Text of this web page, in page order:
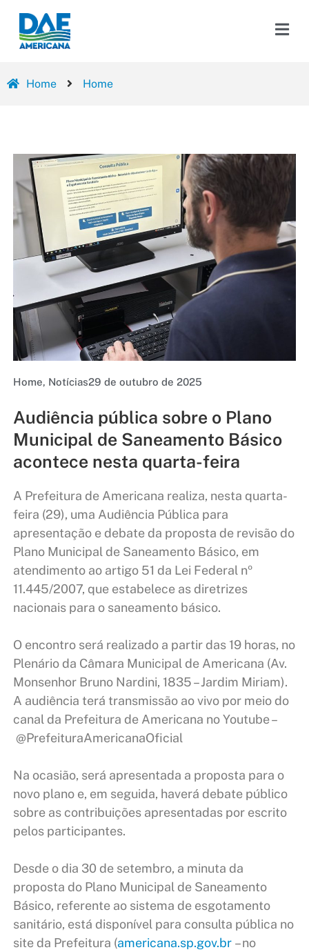
Home Home
Home, Notícias29 de outubro de 2025
Audiência pública sobre o Plano
Municipal de Saneamento Básico
acontece nesta quarta-feira
A Prefeitura de Americana realiza, nesta quarta-
feira (29), uma Audiência Pública para
apresentação e debate da proposta de revisão do
Plano Municipal de Saneamento Básico, em
atendimento ao artigo 51 da Lei Federal nº
11.445/2007, que estabelece as diretrizes
nacionais para o saneamento básico.
O encontro será realizado a partir das 19 horas, no
Plenário da Câmara Municipal de Americana (Av.
Monsenhor Bruno Nardini, 1835 – Jardim Miriam).
A audiência terá transmissão ao vivo por meio do
canal da Prefeitura de Americana no Youtube –
@PrefeituraAmericanaOficial
Na ocasião, será apresentada a proposta para o
novo plano e, em seguida, haverá debate público
sobre as contribuições apresentadas por escrito
pelos participantes.
Desde o dia 30 de setembro, a minuta da
proposta do Plano Municipal de Saneamento
Básico, referente ao sistema de esgotamento
sanitário, está disponível para consulta pública no
site da Prefeitura (americana.sp.gov.br– no